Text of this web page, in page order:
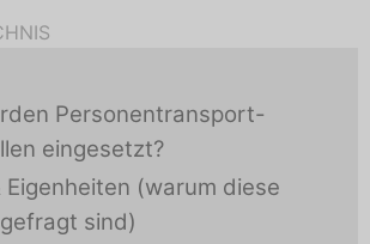
Personentransport-
eingesetzt?
Eigenheiten (warum diese
sind)